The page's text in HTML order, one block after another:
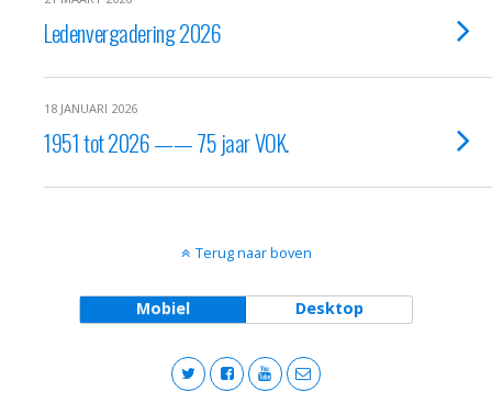
Ledenvergadering 2026
18 JANUARI 2026
1951 tot 2026 —— 75 jaar VOK.
Terug naar boven
Mobiel Desktop